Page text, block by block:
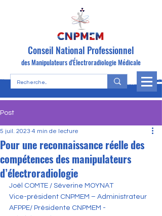
Conseil National Professionnel
des Manipulateurs d'Électroradiologie Médicale
Post
Pour une reconnaissance réelle des
compétences des manipulateurs
d’électroradiologie
5 juil. 2023 4 min de lecture
Joël COMTE / Séverine MOYNAT
Vice-président CNPMEM – Administrateur
AFPPE/ Présidente CNPMEM -